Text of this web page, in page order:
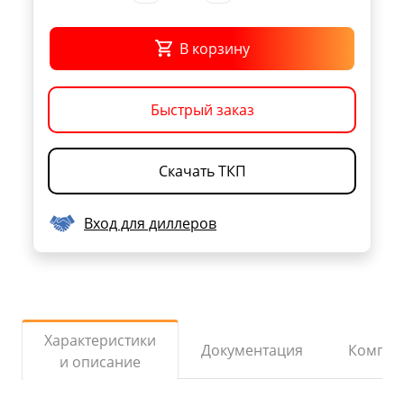
В корзину
Быстрый заказ
Скачать ТКП
Вход для диллеров
Характеристики
и описание
Документация